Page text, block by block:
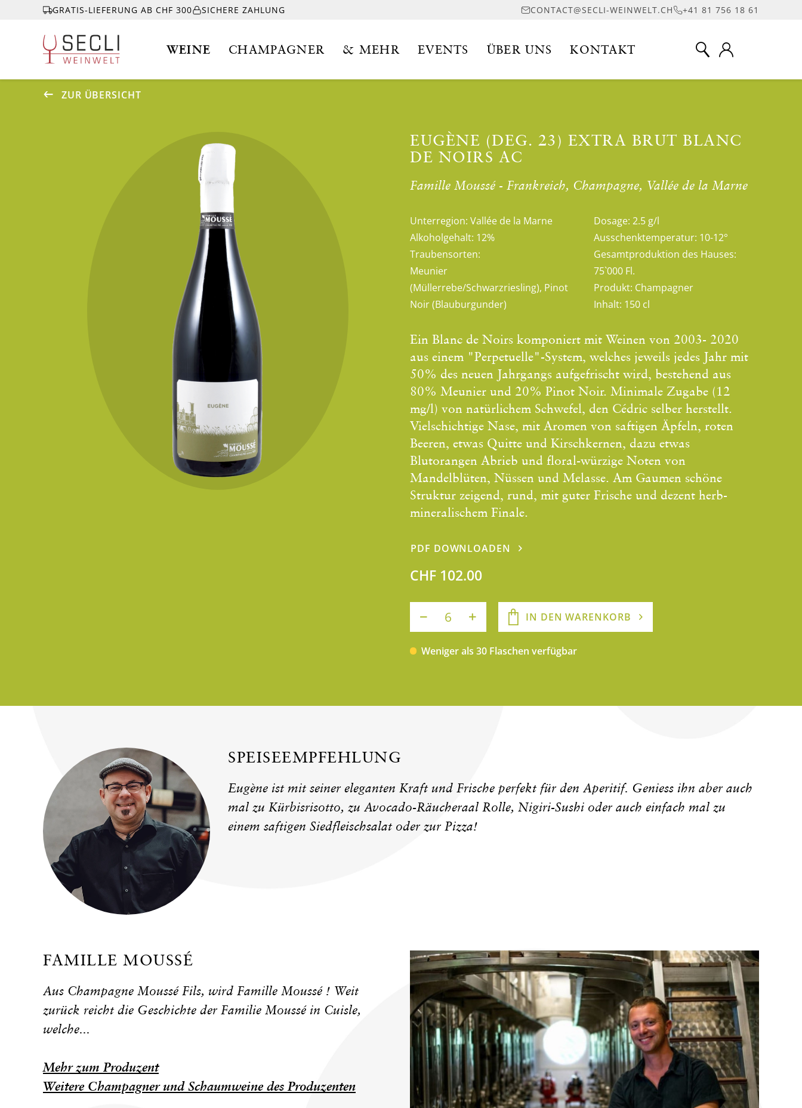
GRATIS-LIEFERUNG AB CHF 300 SICHERE ZAHLUNG CONTACT@SECLI-WEINWELT.CH +41 81 756 18 61
WEINE CHAMPAGNER & MEHR EVENTS ÜBER UNS KONTAKT
ZUR ÜBERSICHT
EUGÈNE (DEG. 23) EXTRA BRUT BLANC
DE NOIRS AC
Famille Moussé - Frankreich, Champagne, Vallée de la Marne
Unterregion: Vallée de la Marne
Alkoholgehalt: 12%
Traubensorten:
Meunier
(Müllerrebe/Schwarzriesling), Pinot
Noir (Blauburgunder)
Dosage: 2.5 g/l
Ausschenktemperatur: 10-12°
Gesamtproduktion des Hauses:
75`000 Fl.
Produkt: Champagner
Inhalt: 150 cl
Ein Blanc de Noirs komponiert mit Weinen von 2003- 2020
aus einem "Perpetuelle"-System, welches jeweils jedes Jahr mit
50% des neuen Jahrgangs aufgefrischt wird, bestehend aus
80% Meunier und 20% Pinot Noir. Minimale Zugabe (12
mg/l) von natürlichem Schwefel, den Cédric selber herstellt.
Vielschichtige Nase, mit Aromen von saftigen Äpfeln, roten
Beeren, etwas Quitte und Kirschkernen, dazu etwas
Blutorangen Abrieb und floral-würzige Noten von
Mandelblüten, Nüssen und Melasse. Am Gaumen schöne
Struktur zeigend, rund, mit guter Frische und dezent herb-
mineralischem Finale.
PDF DOWNLOADEN
CHF 102.00
IN DEN WARENKORB
Weniger als 30 Flaschen verfügbar
SPEISEEMPFEHLUNG
Eugène ist mit seiner eleganten Kraft und Frische perfekt für den Aperitif. Geniess ihn aber auch
mal zu Kürbisrisotto, zu Avocado-Räucheraal Rolle, Nigiri-Sushi oder auch einfach mal zu
einem saftigen Siedfleischsalat oder zur Pizza!
FAMILLE MOUSSÉ
Aus Champagne Moussé Fils, wird Famille Moussé ! Weit
zurück reicht die Geschichte der Familie Moussé in Cuisle,
welche...
Mehr zum Produzent
Weitere Champagner und Schaumweine des Produzenten